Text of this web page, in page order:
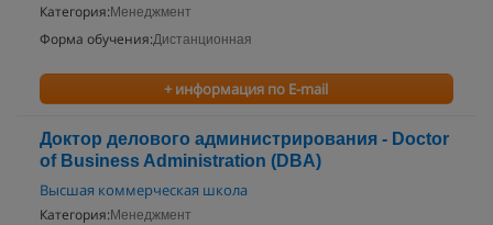
Категория: Менеджмент
Форма обучения:Дистанционная
+ информация по E-mail
Доктор делового администрирования - Doctor
of Business Administration (DBA)
Высшая коммерческая школа
Категория: Менеджмент